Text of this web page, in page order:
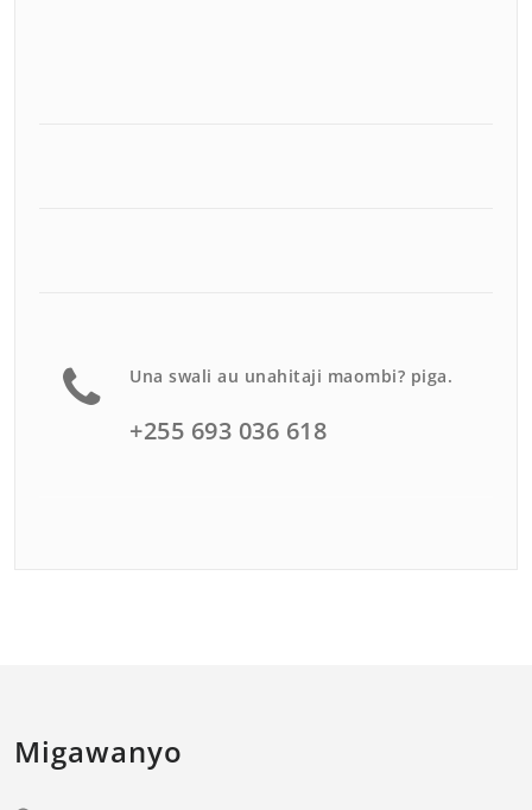
Una swali au unahitaji maombi? piga.
+255 693 036 618
Migawanyo